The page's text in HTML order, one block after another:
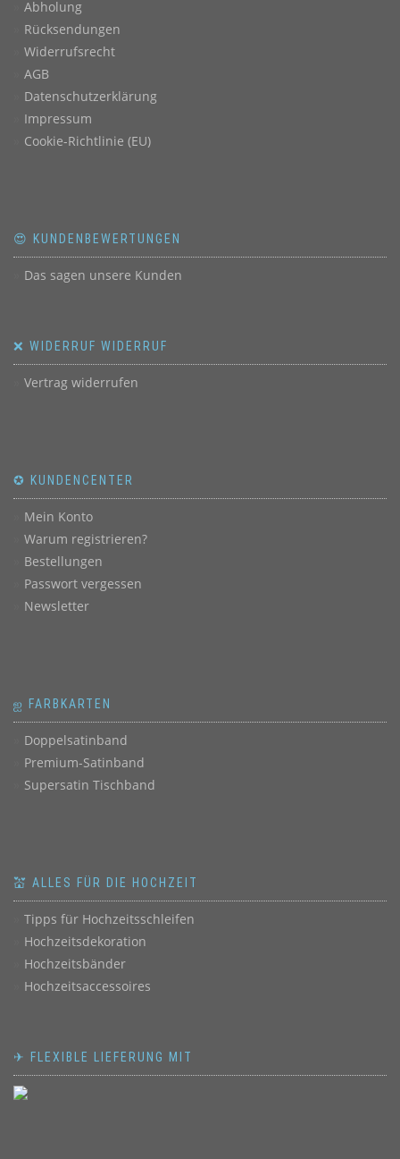
Abholung
Rücksendungen
Widerrufsrecht
AGB
Datenschutzerklärung
Impressum
Cookie-Richtlinie (EU)
😍 KUNDENBEWERTUNGEN
Das sagen unsere Kunden
❌ WIDERRUF WIDERRUF
Vertrag widerrufen
✪ KUNDENCENTER
Mein Konto
Warum registrieren?
Bestellungen
Passwort vergessen
Newsletter
ஐ FARBKARTEN
Doppelsatinband
Premium-Satinband
Supersatin Tischband
💒 ALLES FÜR DIE HOCHZEIT
Tipps für Hochzeitsschleifen
Hochzeitsdekoration
Hochzeitsbänder
Hochzeitsaccessoires
✈ FLEXIBLE LIEFERUNG MIT